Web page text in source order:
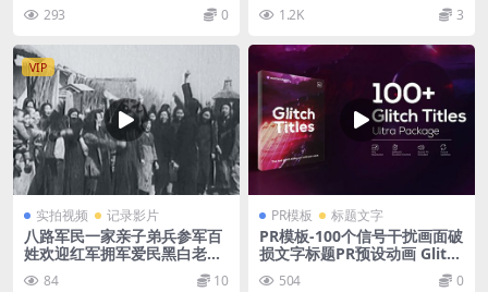
293 0 1.2K 3
VIP
实拍视频 记录影片
八路军民一家亲子弟兵参军百
姓欢迎红军拥军爱民黑白老视
频素材
84 10
PR模板 标题文字
PR模板-100个信号干扰画面破
损文字标题PR预设动画 Glitch
Titles Pack
504 0